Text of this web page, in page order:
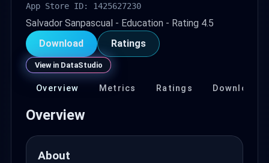
App Store ID: 1425627230
Salvador Sanpascual - Education - Rating 4.5
Download
Ratings
View in DataStudio
Overview Metrics Ratings Download
Overview
About